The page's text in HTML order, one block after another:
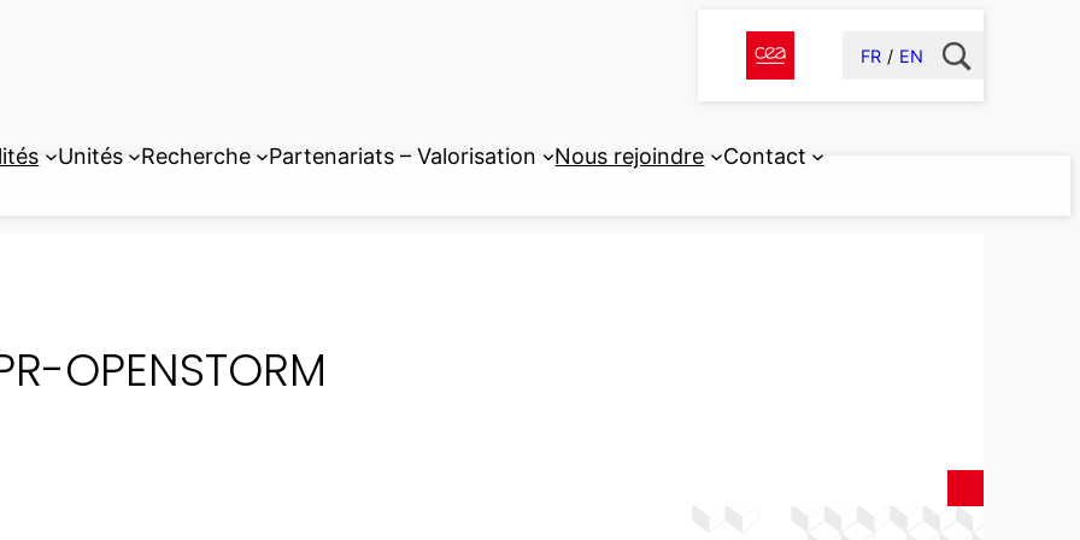
FR EN
Unités Recherche Partenariats – Valorisation Nous rejoindre Contact
OPENSTORM